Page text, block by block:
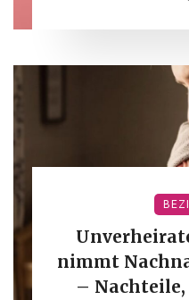
nimmt
– Nachteile,